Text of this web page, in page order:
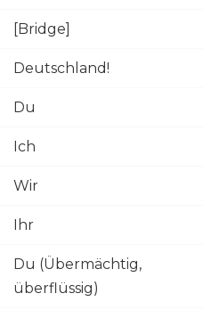
[Bridge]
Deutschland!
Du
Ich
Wir
Ihr
Du (Übermächtig,
überflüssig)